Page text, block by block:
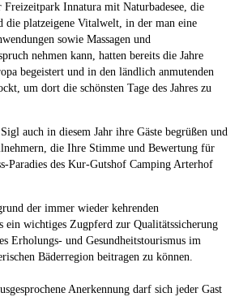
Freizeitpark Innatura mit Naturbadesee, die
die platzeigene Vitalwelt, in der man eine
sowie Massagen und
nehmen kann, hatten bereits die Jahre
begeistert und in den ländlich anmutenden
um dort die schönsten Tage des Jahres zu
auch in diesem Jahr ihre Gäste begrüßen und
die Ihre Stimme und Bewertung für
Paradies des Kur-Gutshof Camping Arterhof
der immer wieder kehrenden
ein wichtiges Zugpferd zur Qualitätssicherung
Erholungs- und Gesundheitstourismus im
Bäderregion beitragen zu können.
Anerkennung darf sich jeder Gast